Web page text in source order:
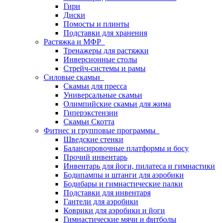
Гири
Диски
Помосты и плинты
Подставки для хранения
Растяжка и МФР
Тренажеры для растяжки
Инверсионные столы
Стрейч-системы и рамы
Силовые скамьи
Скамьи для пресса
Универсальные скамьи
Олимпийские скамьи для жима
Гиперэкстензии
Скамьи Скотта
Фитнес и групповые программы
Шведские стенки
Балансировочные платформы и босу
Прочий инвентарь
Инвентарь для йоги, пилатеса и гимнастики
Бодипампы и штанги для аэробики
Бодибары и гимнастические палки
Подставки для инвентаря
Гантели для аэробики
Коврики для аэробики и йоги
Гимнастические мячи и фитболы